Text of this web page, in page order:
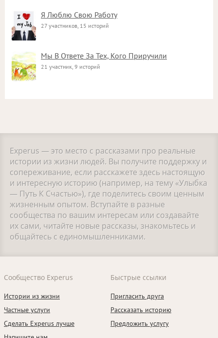
Я Люблю Свою Работу
27 участников, 15 историй
Мы В Ответе За Тех, Кого Приручили
21 участник, 9 историй
Experus — это место с рассказами про реальные
истории из жизни людей. Вы получите поддержку и
сопереживание, если расскажете здесь настоящую
и интересную историю (например, на тему «Улыбка
— Путь К Счастью»), где поделитесь своим ценным
жизненным опытом. Вступайте в разные
сообщества по вашим интересам или создавайте
их сами, читайте новые рассказы, знакомьтесь и
общайтесь с единомышленниками.
Сообщество Experus
Истории из жизни
Частные услуги
Сделать Experus лучше
Быстрые ссылки
Пригласить друга
Рассказать историю
Предложить услугу